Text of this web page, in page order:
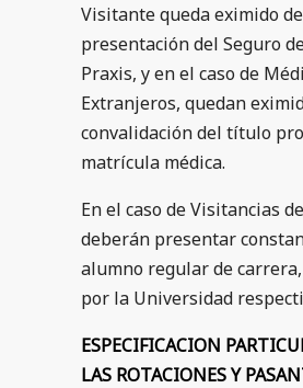
Visitante queda eximido
presentación del Seguro
Praxis, y en el caso de
Extranjeros, quedan
convalidación del título
matrícula médica.
En el caso de Visitancias
deberán presentar
alumno regular de
por la Universidad
ESPECIFICACION
LAS ROTACIONES Y